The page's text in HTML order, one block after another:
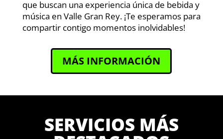
que buscan una experiencia única de bebida y
música en Valle Gran Rey. ¡Te esperamos para
compartir contigo momentos inolvidables!
MÁS INFORMACIÓN
SERVICIOS MÁS